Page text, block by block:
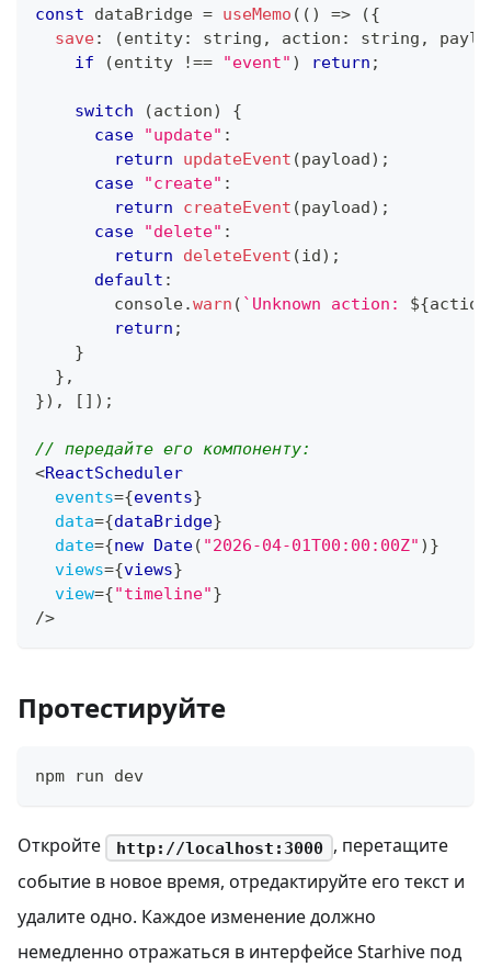
const dataBridge = useMemo ( ( ) => ({
save: (entity: string , action : string ,
if
(entity !== "event" ) return ;
switch (action)
{
case
"update" :
return
updateEvent (payload ) ;
case
"create" :
return
createEvent (payload ) ;
case
"delete" :
return
deleteEvent (id ) ;
default :
console.warn ( ` Unknown action: ${action
return ;
}
} ,
}) , [ ] ) ;
// передайте его компоненту:
<ReactScheduler
events={events}
data={dataBridge}
date={new Date( "2026-04-01T00:00:00Z" ) }
views={views}
view={"timeline"}
/>
Протестируйте
npm run dev
Откройте http://localhost:3000 , перетащите
событие в новое время, отредактируйте его текст и
удалите одно. Каждое изменение должно
немедленно отражаться в интерфейсе Starhive под